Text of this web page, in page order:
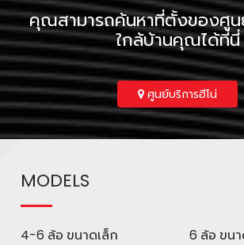
คุณสามารถค้นหาที่ตั้งของศูน
ใกล้บ้านคุณได้ที่นี่
ศูนย์บริการฮีโน่
MODELS
4-6 ล้อ ขนาดเล็ก 6 ล้อ ขน